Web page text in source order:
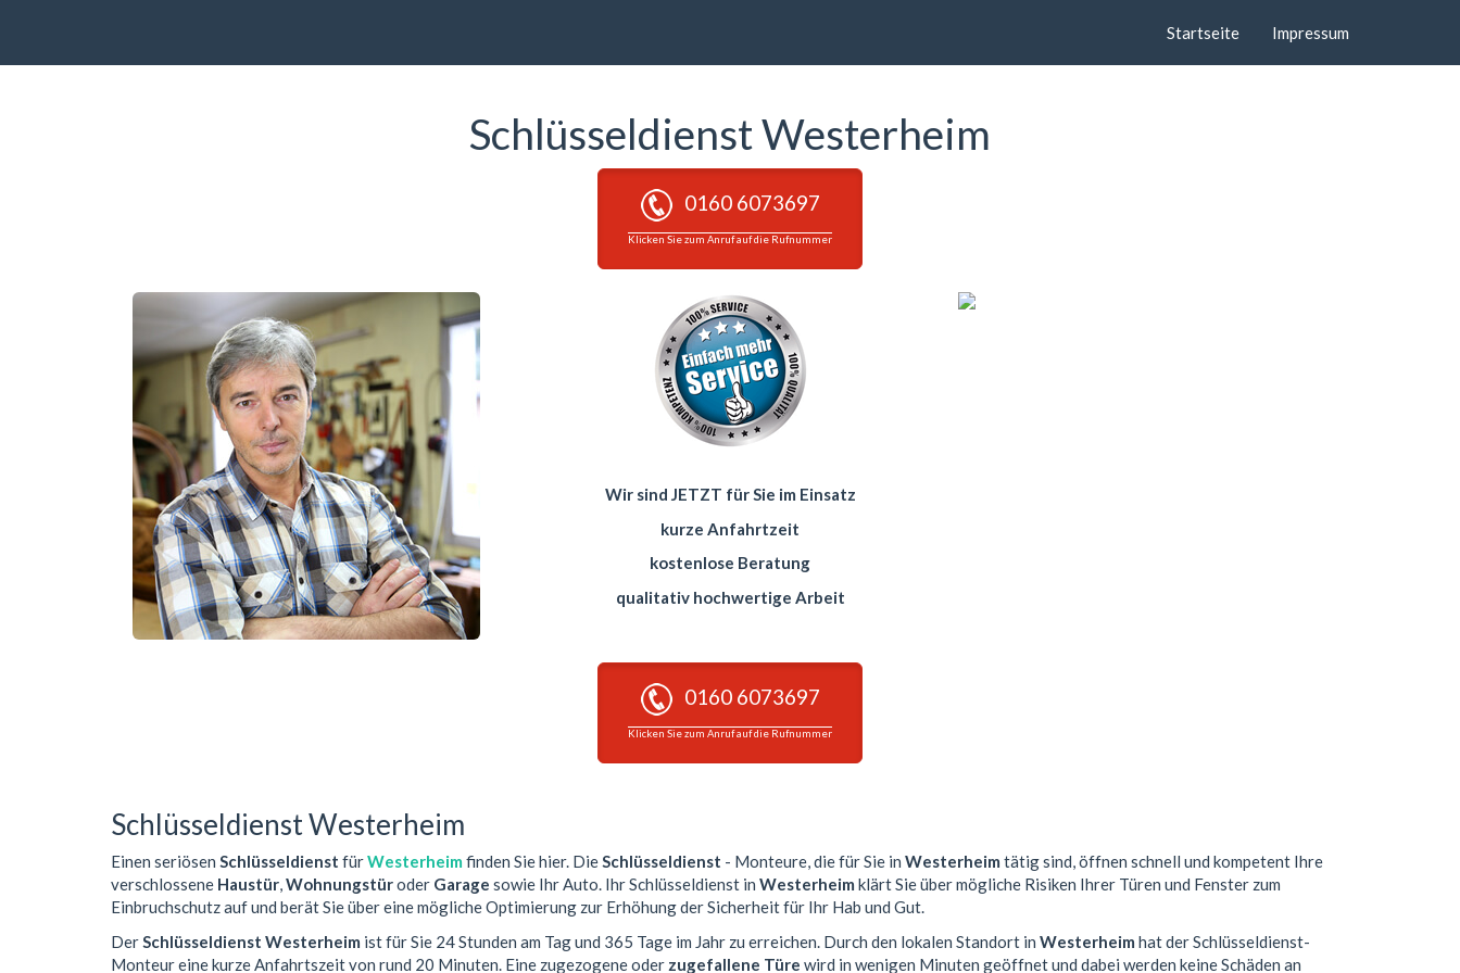
Startseite Impressum
Schlüsseldienst Westerheim
0160 6073697
Klicken Sie zum Anruf auf die Rufnummer
Wir sind JETZT für Sie im Einsatz
kurze Anfahrtzeit
kostenlose Beratung
qualitativ hochwertige Arbeit
0160 6073697
Klicken Sie zum Anruf auf die Rufnummer
Schlüsseldienst Westerheim
Einen seriösen Schlüsseldienst fürWesterheim finden Sie hier. DieSchlüsseldienst - Monteure, die für Sie in Westerheim tätig sind, öffnen schnell und kompetent Ihre
verschlossene Haustür,Wohnungstüroder Garage sowie Ihr Auto. Ihr Schlüsseldienst in Westerheim klärt Sie über mögliche Risiken Ihrer Türen und Fenster zum
Einbruchschutz auf und berät Sie über eine mögliche Optimierung zur Erhöhung der Sicherheit für Ihr Hab und Gut.
DerSchlüsseldienst Westerheim ist für Sie 24 Stunden am Tag und 365 Tage im Jahr zu erreichen. Durch den lokalen Standort in Westerheim hat der Schlüsseldienst-
Monteur eine kurze Anfahrtszeit von rund 20 Minuten. Eine zugezogene oder zugefallene Türe wird in wenigen Minuten geöffnet und dabei werden keine Schäden an